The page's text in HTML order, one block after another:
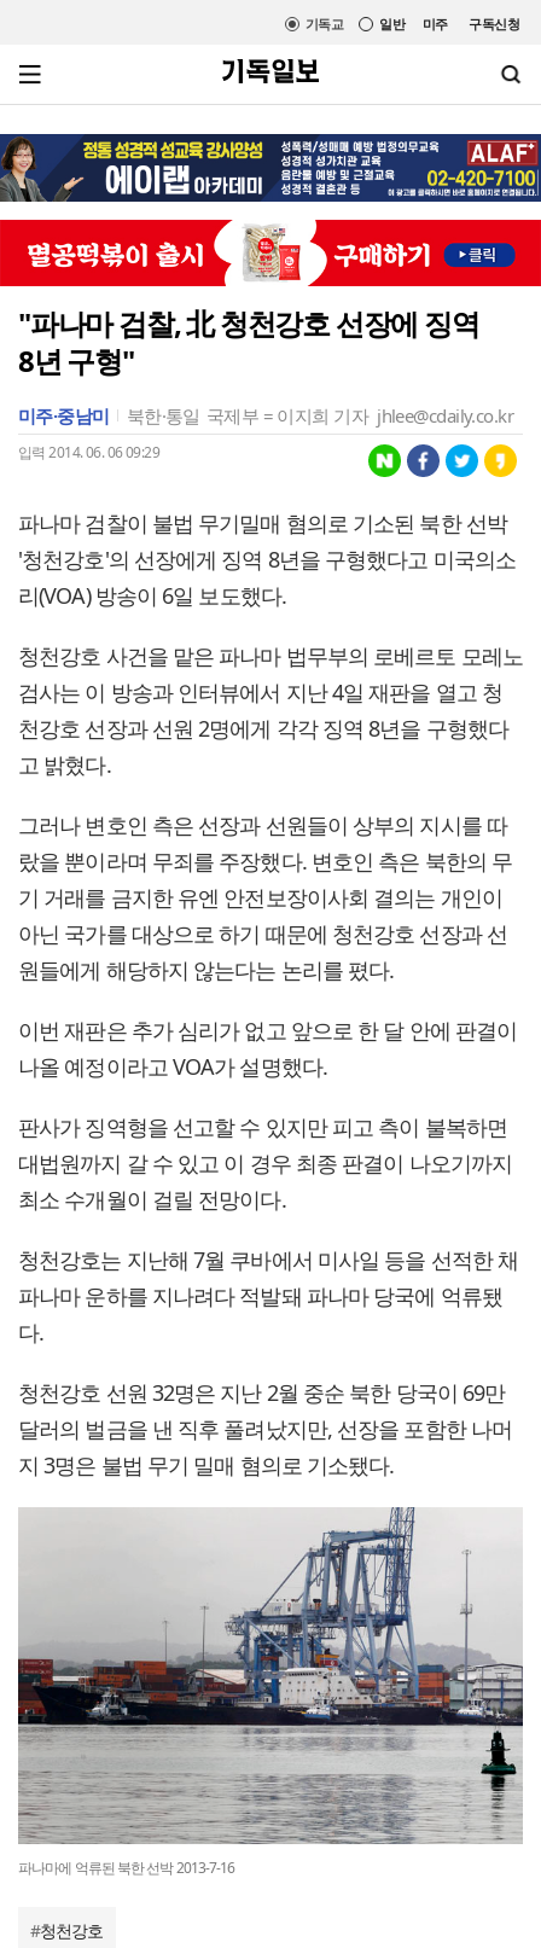
미주 구독신청
일반
기독교
"파나마 검찰, 北 청천강호 선장에 징역
8년 구형"
미주·중남미 북한·통일 국제부 = 이지희 기자 jhlee@cdaily.co.kr
입력 2014. 06. 06 09:29
파나마 검찰이 불법 무기밀매 혐의로 기소된 북한 선박
'청천강호'의 선장에게 징역 8년을 구형했다고 미국의소
리(VOA) 방송이 6일 보도했다.
청천강호 사건을 맡은 파나마 법무부의 로베르토 모레노
검사는 이 방송과 인터뷰에서 지난 4일 재판을 열고 청
천강호 선장과 선원 2명에게 각각 징역 8년을 구형했다
고 밝혔다.
그러나 변호인 측은 선장과 선원들이 상부의 지시를 따
랐을 뿐이라며 무죄를 주장했다. 변호인 측은 북한의 무
기 거래를 금지한 유엔 안전보장이사회 결의는 개인이
아닌 국가를 대상으로 하기 때문에 청천강호 선장과 선
원들에게 해당하지 않는다는 논리를 폈다.
이번 재판은 추가 심리가 없고 앞으로 한 달 안에 판결이
나올 예정이라고 VOA가 설명했다.
판사가 징역형을 선고할 수 있지만 피고 측이 불복하면
대법원까지 갈 수 있고 이 경우 최종 판결이 나오기까지
최소 수개월이 걸릴 전망이다.
청천강호는 지난해 7월 쿠바에서 미사일 등을 선적한 채
파나마 운하를 지나려다 적발돼 파나마 당국에 억류됐
다.
청천강호 선원 32명은 지난 2월 중순 북한 당국이 69만
달러의 벌금을 낸 직후 풀려났지만, 선장을 포함한 나머
지 3명은 불법 무기 밀매 혐의로 기소됐다.
파나마에 억류된 북한 선박 2013-7-16
#청천강호